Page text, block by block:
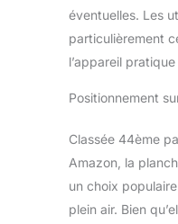
éventuelles. Les
particulièrement
l’appareil
Positionnement
Classée 44ème
Amazon, la
un choix
plein air. Bien